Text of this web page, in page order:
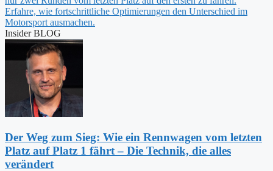
Insider BLOG
Der Weg zum Sieg: Wie ein Rennwagen vom letzten
Platz auf Platz 1 fährt – Die Technik, die alles
verändert